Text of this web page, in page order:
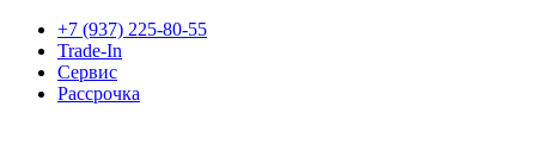
+7 (937) 225-80-55
Trade-In
Сервис
Рассрочка